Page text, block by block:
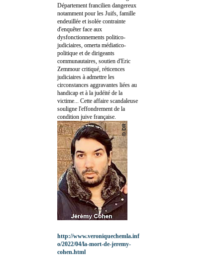
Département francilien dangereux
notamment pour les Juifs, famille
endeuillée et isolée contrainte
d'enquêter face aux
dysfonctionnements politico-
judiciaires, omerta médiatico-
politique et de dirigeants
communautaires, soutien d'Eric
Zemmour critiqué, réticences
judiciaires à admettre les
circonstances aggravantes liées au
handicap et à la judéité de la
victime... Cette affaire scandaleuse
souligne l'effondrement de la
condition juive française.
http://www.veroniquechemla.inf
o/2022/04/la-mort-de-jeremy-
cohen.html